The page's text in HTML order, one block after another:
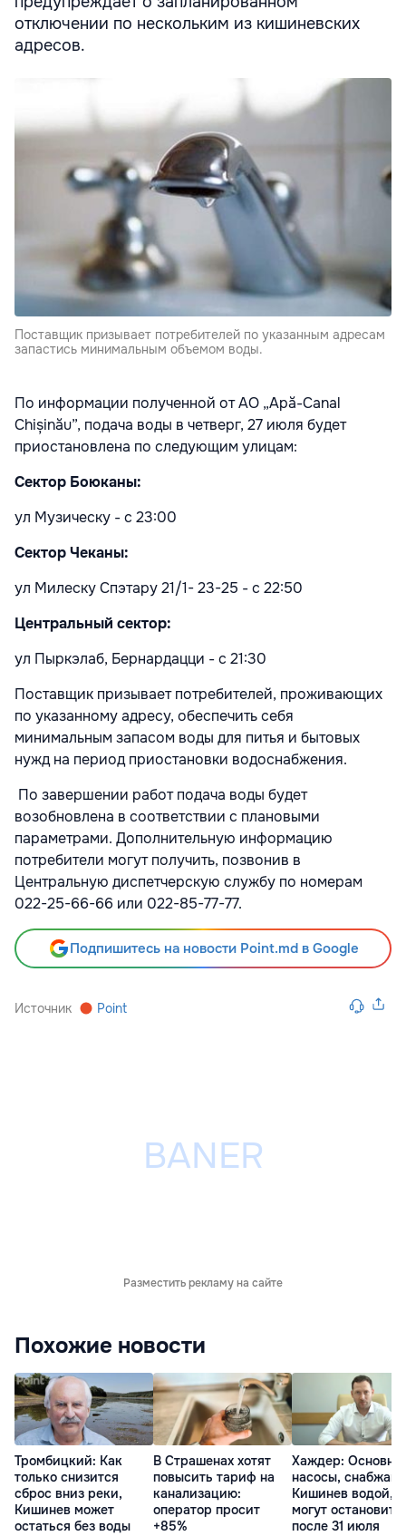
отключении по нескольким из кишиневских
адресов.
Поставщик призывает потребителей по указанным адресам
запастись минимальным объемом воды.
По информации полученной от АО „Apă-Canal
Chișinău”, подача воды в четверг, 27 июля будет
приостановлена по следующим улицам:
Сектор Боюканы:
ул Музическу - с 23:00
Сектор Чеканы:
ул Милеску Спэтару 21/1- 23-25 - с 22:50
Центральный сектор:
ул Пыркэлаб, Бернардацци - с 21:30
Поставщик призывает потребителей, проживающих
по указанному адресу, обеспечить себя
минимальным запасом воды для питья и бытовых
нужд на период приостановки водоснабжения.
По завершении работ подача воды будет
возобновлена в соответствии с плановыми
параметрами. Дополнительную информацию
потребители могут получить, позвонив в
Центральную диспетчерскую службу по номерам
022-25-66-66 или 022-85-77-77.
Подпишитесь на новости Point.md в Google
Источник Point
Разместить рекламу на сайте
Похожие новости
Тромбицкий: Как
только снизится
сброс вниз реки,
Кишинев может
остаться без воды
В Страшенах хотят
повысить тариф на
канализацию:
оператор просит
+85%
Хаждер:
насосы,
Кишинев водой,
могут
после 31 июля